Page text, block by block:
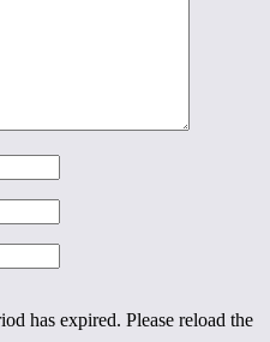
has expired. Please reload the